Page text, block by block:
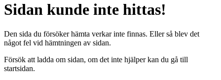
Sidan kunde inte hittas!
Den sida du försöker hämta verkar inte finnas. Eller så blev det
något fel vid hämtningen av sidan.
Försök att ladda om sidan, om det inte hjälper kan du gå till
startsidan.